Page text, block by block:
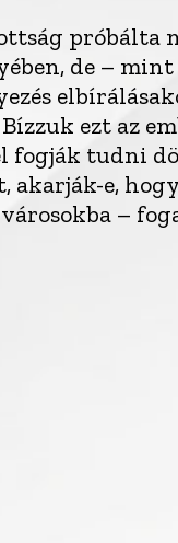
próbálta
de –
ezt az
fogják tudni
akarják-e,
–